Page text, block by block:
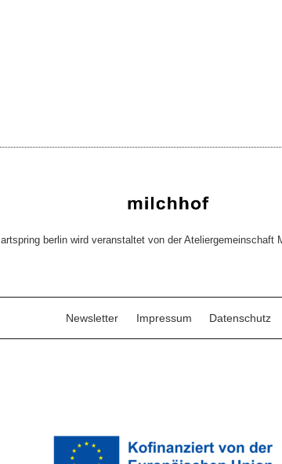
artspring berlin wird veranstaltet von der Ateliergemeinschaft
Newsletter Impressum Datenschutz